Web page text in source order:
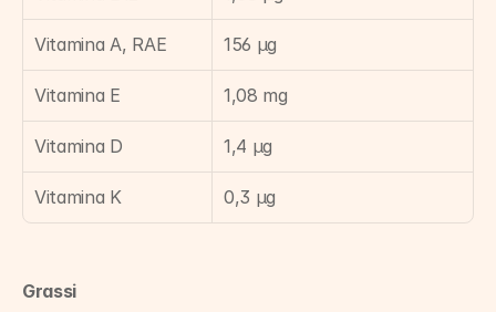
Vitamina A, RAE 156 µg
Vitamina E 1,08 mg
Vitamina D 1,4 µg
Vitamina K 0,3 µg
Grassi